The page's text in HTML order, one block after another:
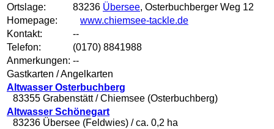
Ortslage:
83236 Übersee, Osterbuchberger Weg 12
Homepage:
www.chiemsee-tackle.de
Kontakt:
--
Telefon:
(0170) 8841988
Anmerkungen: --
Gastkarten / Angelkarten
Altwasser Osterbuchberg
83355 Grabenstätt / Chiemsee (Osterbuchberg)
Altwasser Schönegart
83236 Übersee (Feldwies) / ca. 0,2 ha